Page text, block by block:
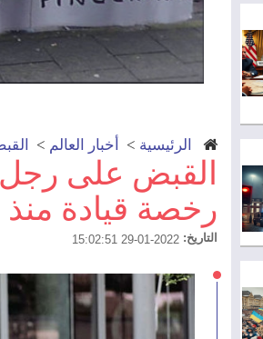
الرئيسية > أخبار العالم >
القبض على
رخصة قيادة منذ 72 عاماً !!
التاريخ: